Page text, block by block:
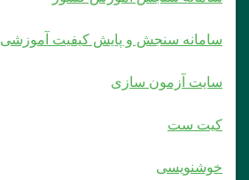
سامانه سنجش و پایش کیفیت آموزشی
سایت آزمون سازی
کیت ست
خوشنویسی